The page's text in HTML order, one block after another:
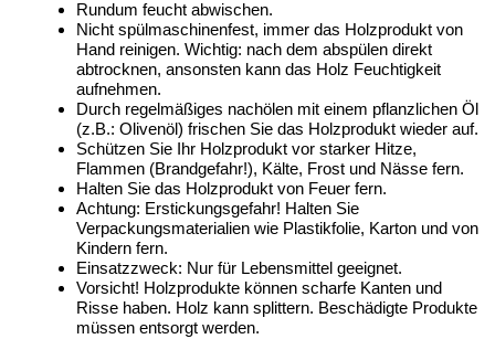
Rundum feucht abwischen.
Nicht spülmaschinenfest, immer das Holzprodukt von
Hand reinigen. Wichtig: nach dem abspülen direkt
abtrocknen, ansonsten kann das Holz Feuchtigkeit
aufnehmen.
Durch regelmäßiges nachölen mit einem pflanzlichen Öl
(z.B.: Olivenöl) frischen Sie das Holzprodukt wieder auf.
Schützen Sie Ihr Holzprodukt vor starker Hitze,
Flammen (Brandgefahr!), Kälte, Frost und Nässe fern.
Halten Sie das Holzprodukt von Feuer fern.
Achtung: Erstickungsgefahr! Halten Sie
Verpackungsmaterialien wie Plastikfolie, Karton und von
Kindern fern.
Einsatzzweck: Nur für Lebensmittel geeignet.
Vorsicht! Holzprodukte können scharfe Kanten und
Risse haben. Holz kann splittern. Beschädigte Produkte
müssen entsorgt werden.